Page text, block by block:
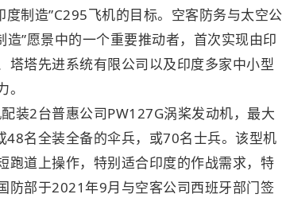
制造”C295飞机的目标。空客防务与太空公
”愿景中的一个重要推动者，首次实现由印
塔塔先进系统有限公司以及印度多家中小型
装2台普惠公司PW127G涡桨发动机，最大
名全装全备的伞兵，或70名士兵。该型机
跑道上操作，特别适合印度的作战需求，特
防部于2021年9月与空客公司西班牙部门签